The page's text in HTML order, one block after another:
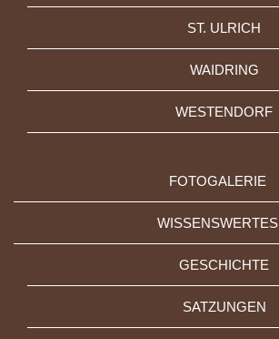
ST. ULRICH
WAIDRING
WESTENDORF
FOTOGALERIE
WISSENSWERTES
GESCHICHTE
SATZUNGEN